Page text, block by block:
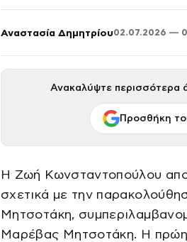
Αναστασία Δημητρίου02.07.2026 —
Ανακαλύψτε περισσότερα
Προσθήκη
Η Ζωή Κωνσταντοπούλου
σχετικά με την
Μητσοτάκη,
Μαρέβας Μητσοτάκη. Η